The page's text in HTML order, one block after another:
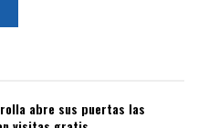
abre sus puertas las